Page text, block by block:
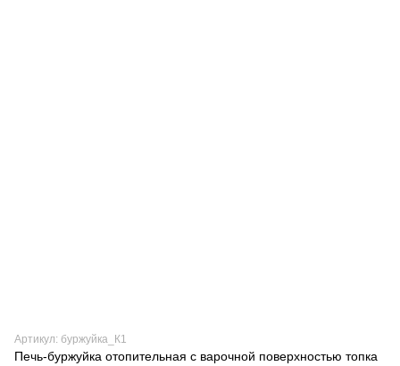
Артикул: буржуйка_К1
Печь-буржуйка отопительная с варочной поверхностью топка